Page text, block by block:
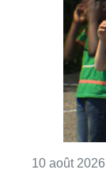
10 août 2026